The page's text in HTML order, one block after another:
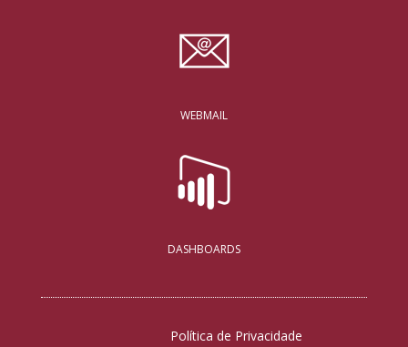
WEBMAIL
DASHBOARDS
Política de Privacidade